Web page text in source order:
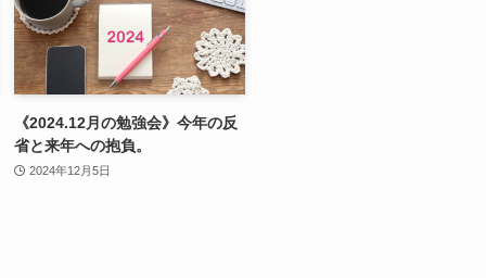
《2024.12月の勉強会》今年の反
省と来年への抱負。
2024年12月5日